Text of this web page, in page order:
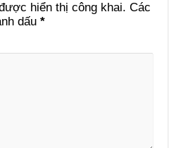
hiển thị công khai. Các
dấu*